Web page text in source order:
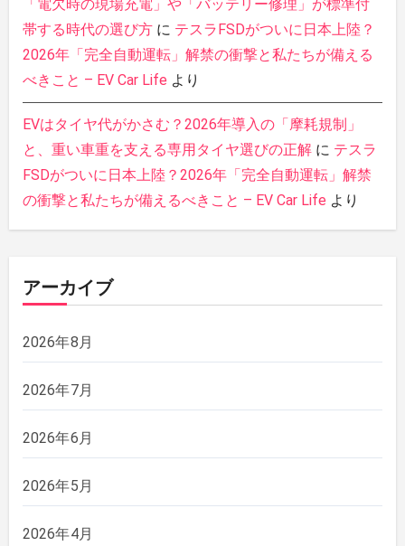
「電欠時の現場充電」や「バッテリー修理」が標準付
帯する時代の選び方に テスラFSDがついに日本上陸？
2026年「完全自動運転」解禁の衝撃と私たちが備える
べきこと – EV Car Life より
EVはタイヤ代がかさむ？2026年導入の「摩耗規制」
と、重い車重を支える専用タイヤ選びの正解に テスラ
FSDがついに日本上陸？2026年「完全自動運転」解禁
の衝撃と私たちが備えるべきこと – EV Car Life より
アーカイブ
2026年8月
2026年7月
2026年6月
2026年5月
2026年4月